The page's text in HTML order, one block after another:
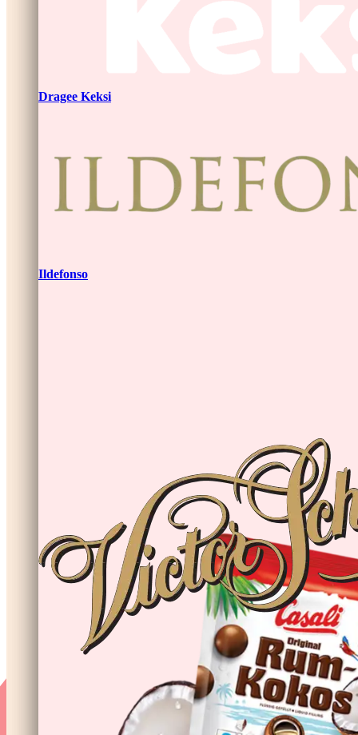
Dragee Keksi
Ildefonso